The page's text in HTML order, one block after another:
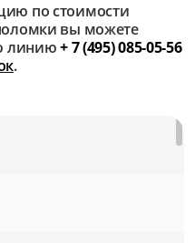
по стоимости
вы можете
линию+ 7 (495) 085-05-56
.